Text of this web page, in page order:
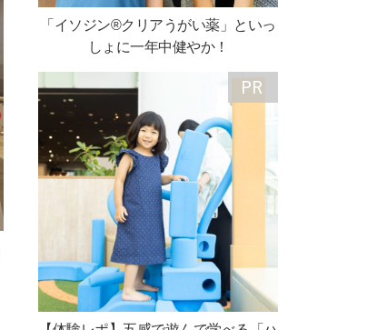
「イソジン®クリアうがい薬」といっ
しょに一年中健やか！